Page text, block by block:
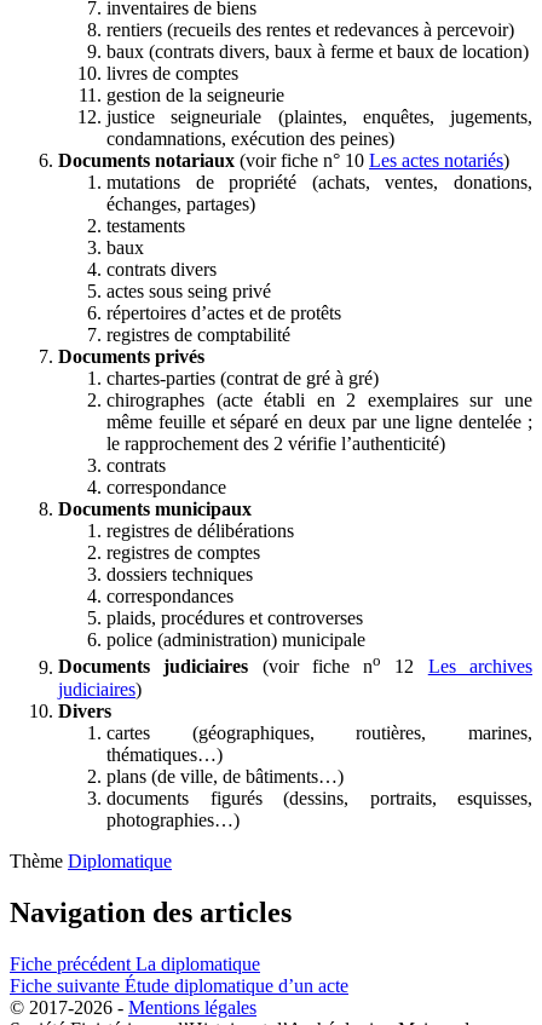
inventaires de biens
rentiers (recueils des rentes et redevances à percevoir)
baux (contrats divers, baux à ferme et baux de location)
livres de comptes
gestion de la seigneurie
justice seigneuriale (plaintes, enquêtes, jugements,
condamnations, exécution des peines)
Documents notariaux (voir fiche n° 10 Les actes notariés)
mutations de propriété (achats, ventes, donations,
échanges, partages)
testaments
baux
contrats divers
actes sous seing privé
répertoires d’actes et de protêts
registres de comptabilité
Documents privés
chartes-parties (contrat de gré à gré)
chirographes (acte établi en 2 exemplaires sur une
même feuille et séparé en deux par une ligne dentelée ;
le rapprochement des 2 vérifie l’authenticité)
contrats
correspondance
Documents municipaux
registres de délibérations
registres de comptes
dossiers techniques
correspondances
plaids, procédures et controverses
police (administration) municipale
Documents judiciaires (voir fiche no 12 Les archives
judiciaires)
Divers
cartes (géographiques, routières, marines,
thématiques…)
plans (de ville, de bâtiments…)
documents figurés (dessins, portraits, esquisses,
photographies…)
Thème Diplomatique
Navigation des articles
Fiche précédent La diplomatique
Fiche suivante Étude diplomatique d’un acte
© 2017-2026 - Mentions légales